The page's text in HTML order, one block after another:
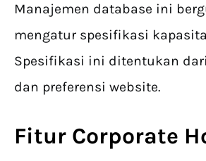
Manajemen database ini
mengatur spesifikasi
Spesifikasi ini ditentukan
dan preferensi website.
Fitur Corporate